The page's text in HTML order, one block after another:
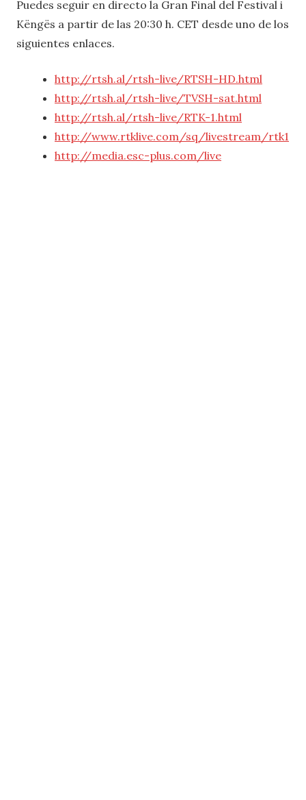
Puedes seguir en directo la Gran Final del Festival i
Këngës a partir de las 20:30 h. CET desde uno de los
siguientes enlaces.
http://rtsh.al/rtsh-live/RTSH-HD.html
http://rtsh.al/rtsh-live/TVSH-sat.html
http://rtsh.al/rtsh-live/RTK-1.html
http://www.rtklive.com/sq/livestream/rtk1
http://media.esc-plus.com/live